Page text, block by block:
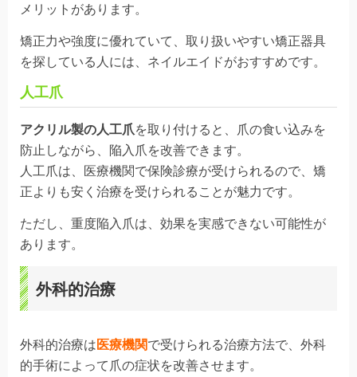
メリットがあります。
矯正力や強度に優れていて、取り扱いやすい矯正器具
を探している人には、ネイルエイドがおすすめです。
人工爪
アクリル製の人工爪を取り付けると、爪の食い込みを
防止しながら、陥入爪を改善できます。
人工爪は、医療機関で保険診療が受けられるので、矯
正よりも安く治療を受けられることが魅力です。
ただし、重度陥入爪は、効果を実感できない可能性が
あります。
外科的治療
外科的治療は 医療機関で受けられる治療方法で、外科
的手術によって爪の症状を改善させます。